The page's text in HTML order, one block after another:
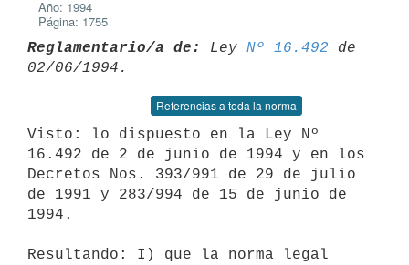
Año: 1994
Página: 1755
Reglamentario/a de: Ley Nº 16.492 de
Referencias a toda la norma
Visto: lo dispuesto en la Ley Nº
16.492 de 2 de junio de 1994 y en los
Decretos Nos. 393/991 de 29 de julio
de 1991 y 283/994 de 15 de junio de
1994.
Resultando: I) que la norma legal